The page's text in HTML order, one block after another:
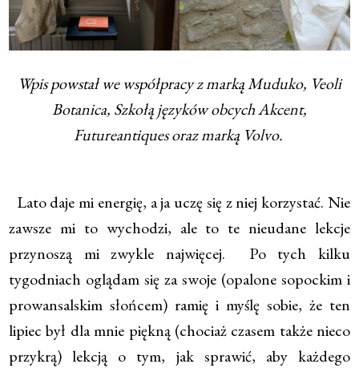
Wpis powstał we współpracy z marką Muduko, Veoli
Botanica, Szkołą języków obcych Akcent,
Futureantiquesoraz marką Volvo.
Lato daje mi energię, a ja uczę się z niej korzystać. Nie
zawsze mi to wychodzi, ale to te nieudane lekcje
przynoszą mi zwykle najwięcej. Po tych kilku
tygodniach oglądam się za swoje (opalone sopockim i
prowansalskim słońcem) ramię i myślę sobie, że ten
lipiec był dla mnie piękną (chociaż czasem także nieco
przykrą) lekcją o tym, jak sprawić, aby każdego